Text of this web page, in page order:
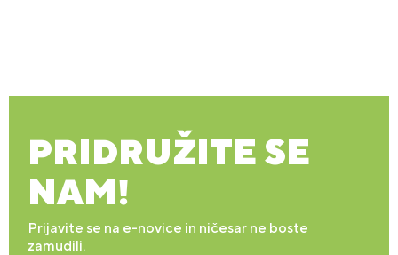
PRIDRUŽITE SE
NAM!
Prijavite se na e-novice in ničesar ne boste
zamudili.